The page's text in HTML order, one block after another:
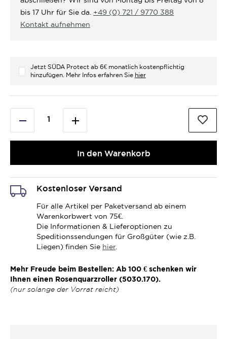
bis 17 Uhr für Sie da. +49 (0) 721 / 9770 388
Kontakt aufnehmen
Jetzt SÜDA Protect ab 6€ monatlich kostenpflichtig
hinzufügen. Mehr Infos erfahren Sie hier
In den Warenkorb
Kostenloser Versand
Für alle Artikel per Paketversand ab einem
Warenkorbwert von 75€.
Die Informationen & Lieferoptionen zu
Speditionssendungen für Großgüter (wie z.B.
Liegen) finden Sie hier.
Mehr Freude beim Bestellen: Ab 100 € schenken wir
Ihnen einen Rosenquarzroller (5030.170).
(nur solange der Vorrat reicht)